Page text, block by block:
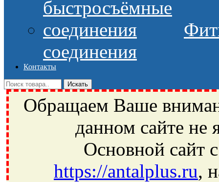
соединения
Контакты
Обращаем Ваше
данном сайте не
Основной сайт
https://antalplus.ru,